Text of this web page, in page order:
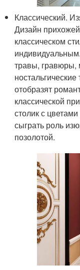
Классический.
Дизайн
классическом
травы, гравюры,
отобразят
классической
столик с
сыграть роль
позолотой.